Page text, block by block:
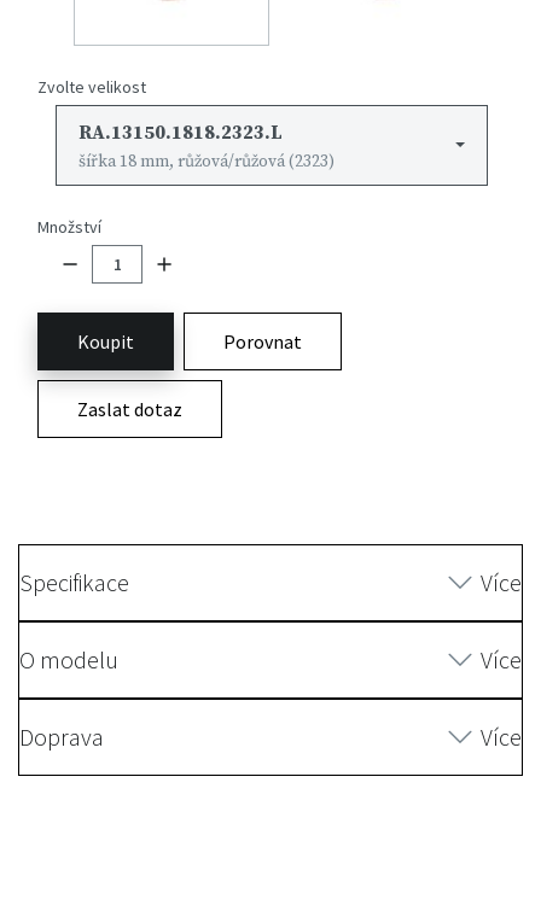
Zvolte velikost
RA.13150.1818.2323.L
šířka 18 mm, růžová/růžová (2323)
Množství
Koupit Porovnat
Zaslat dotaz
Specifikace Více
O modelu Více
Doprava Více